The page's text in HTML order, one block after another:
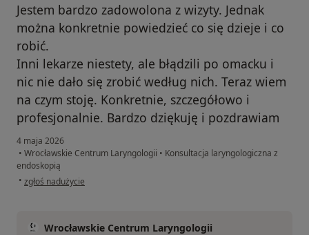
Jestem bardzo zadowolona z wizyty. Jednak
można konkretnie powiedzieć co się dzieje i co
robić.
Inni lekarze niestety, ale błądzili po omacku i
nic nie dało się zrobić według nich. Teraz wiem
na czym stoję. Konkretnie, szczegółowo i
profesjonalnie. Bardzo dziękuję i pozdrawiam
4 maja 2026
• Wrocławskie Centrum Laryngologii • Konsultacja laryngologiczna z
endoskopią
• w opinii użytkownika Monika
zgłoś nadużycie
Wrocławskie Centrum Laryngologii